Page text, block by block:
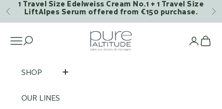
Skip to content
Previous
1 Travel Size Edelweiss Cream No.1 + 1 Travel Size
LiftAlpes Serum offered from €150 purchase.
Pure Altitude
Open navigation menu
SHOP
OUR LINES